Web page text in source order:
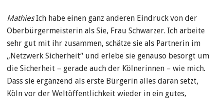
MathiesIch habe einen ganz anderen Eindruck von der
Oberbürgermeisterin als Sie, Frau Schwarzer. Ich arbeite
sehr gut mit ihr zusammen, schätze sie als Partnerin im
„Netzwerk Sicherheit“ und erlebe sie genauso besorgt um
die Sicherheit – gerade auch der Kölnerinnen – wie mich.
Dass sie ergänzend als erste Bürgerin alles daran setzt,
Köln vor der Weltöffentlichkeit wieder in ein gutes,